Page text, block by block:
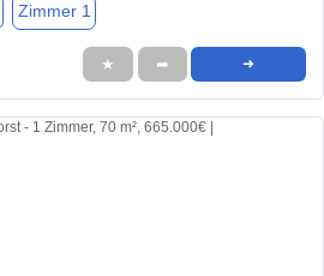
Zimmer 1
★ ➦ ➜